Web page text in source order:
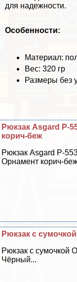
для надежности.
Особенности:
Материал:
Вес: 320 гр
Размеры без
Рюкзак Asgard Р-
корич-беж
Рюкзак Asgard Р-
Орнамент корич-
Рюкзак с
Рюкзак с сумочкой
Чёрный...